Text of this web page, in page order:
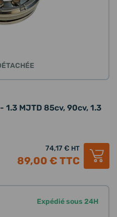
1.3 MJTD 85cv, 90cv, 1.3
74,17 € HT
89,00 € TTC
Expédié sous 24H